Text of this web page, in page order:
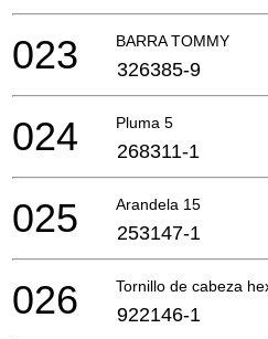
BARRA TOMMY
023 326385-9
Pluma 5
024 268311-1
Arandela 15
025 253147-1
Tornillo de cabeza
026 922146-1